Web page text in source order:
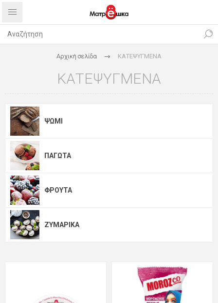
Αρχική σελίδα ΚΑΤΕΨΥΓΜΕΝΑ
ΚΑΤΕΨΥΓΜΕΝΑ
ΨΩΜΙ
ΠΑΓΩΤΑ
ΦΡΟΥΤΑ
ΖΥΜΑΡΙΚΑ